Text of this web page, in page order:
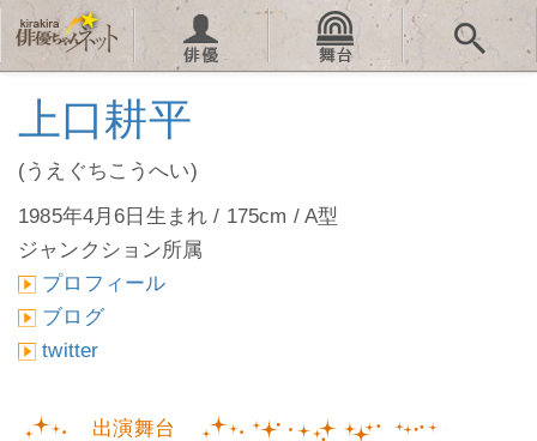
上口耕平
(うえぐちこうへい)
1985年4月6日生まれ / 175cm / A型
ジャンクション所属
プロフィール
ブログ
twitter
出演舞台